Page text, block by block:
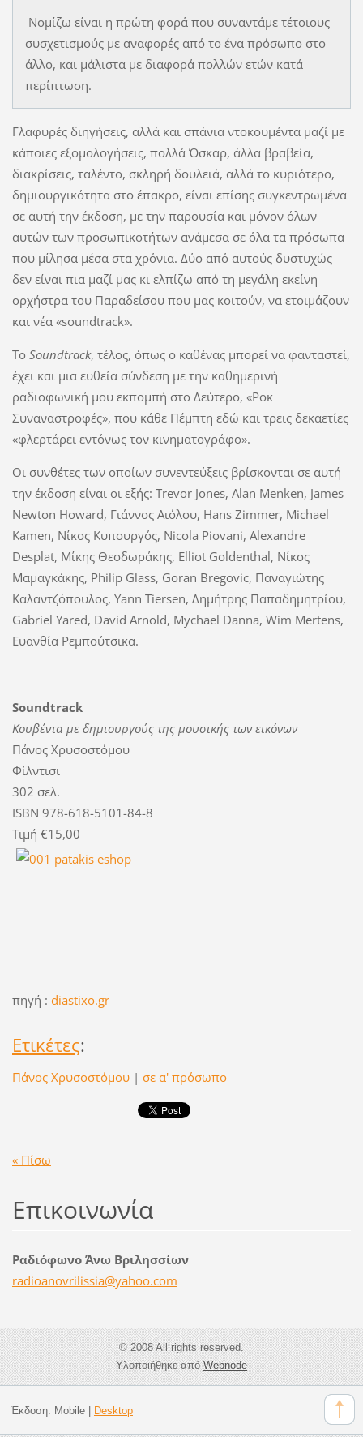
Νομίζω είναι η πρώτη φορά που συναντάμε τέτοιους
συσχετισμούς με αναφορές από το ένα πρόσωπο στο
άλλο, και μάλιστα με διαφορά πολλών ετών κατά
περίπτωση.
Γλαφυρές διηγήσεις, αλλά και σπάνια ντοκουμέντα μαζί με
κάποιες εξομολογήσεις, πολλά Όσκαρ, άλλα βραβεία,
διακρίσεις, ταλέντο, σκληρή δουλειά, αλλά το κυριότερο,
δημιουργικότητα στο έπακρο, είναι επίσης συγκεντρωμένα
σε αυτή την έκδοση, με την παρουσία και μόνον όλων
αυτών των προσωπικοτήτων ανάμεσα σε όλα τα πρόσωπα
που μίλησα μέσα στα χρόνια. Δύο από αυτούς δυστυχώς
δεν είναι πια μαζί μας κι ελπίζω από τη μεγάλη εκείνη
ορχήστρα του Παραδείσου που μας κοιτούν, να ετοιμάζουν
και νέα «soundtrack».
To Soundtrack, τέλος, όπως ο καθένας μπορεί να φανταστεί,
έχει και μια ευθεία σύνδεση με την καθημερινή
ραδιοφωνική μου εκπομπή στο Δεύτερο, «Ροκ
Συναναστροφές», που κάθε Πέμπτη εδώ και τρεις δεκαετίες
«φλερτάρει εντόνως τον κινηματογράφο».
Οι συνθέτες των οποίων συνεντεύξεις βρίσκονται σε αυτή
την έκδοση είναι οι εξής: Trevor Jones, Alan Menken, James
Newton Howard, Γιάννος Αιόλου, Hans Zimmer, Michael
Kamen, Νίκος Κυπουργός, Nicola Piovani, Alexandre
Desplat, Μίκης Θεοδωράκης, Elliot Goldenthal, Νίκος
Μαμαγκάκης, Philip Glass, Goran Bregovic, Παναγιώτης
Καλαντζόπουλος, Yann Tiersen, Δημήτρης Παπαδημητρίου,
Gabriel Yared, David Arnold, Mychael Danna, Wim Mertens,
Ευανθία Ρεμπούτσικα.
Soundtrack
Κουβέντα με δημιουργούς της μουσικής των εικόνων
Πάνος Χρυσοστόμου
Φίλντισι
302 σελ.
ISBN 978-618-5101-84-8
Τιμή €15,00
πηγή : diastixo.gr
Ετικέτες:
Πάνος Χρυσοστόμου | σε α' πρόσωπο
« Πίσω
Επικοινωνία
Ραδιόφωνο Άνω Βριλησσίων
radioanovrilissia@yahoo.com
© 2008 All rights reserved.
Υλοποιήθηκε απόWebnode
Έκδοση: Mobile| Desktop